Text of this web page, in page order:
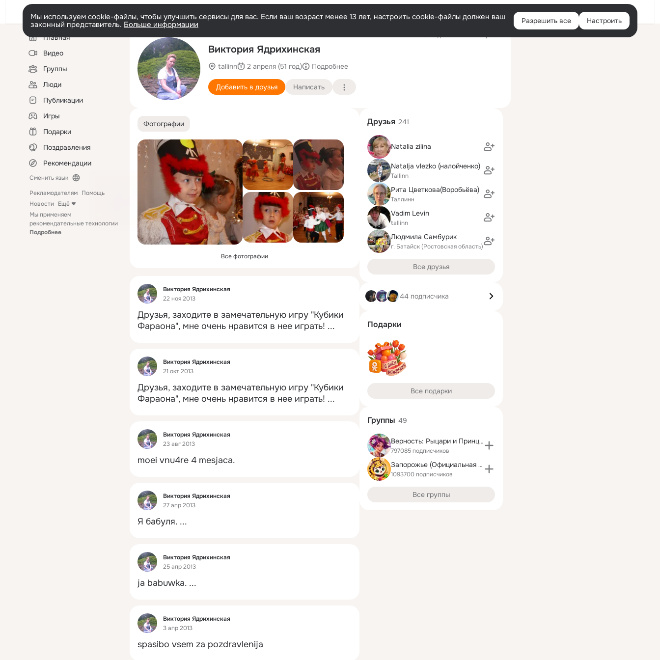
Войти
Мы используем cookie-файлы, чтобы улучшить сервисы для вас. Если ваш возраст менее 13 лет, настроить cookie-файлы должен ваш
законный представитель. Больше информации Разрешить все Настроить
Левая
колонкаГлавная
Видео
Группы
Люди
Публикации
Игры
Подарки
Поздравления
Рекомендации
Сменить язык
Рекламодателям Помощь
Новости Ещё
Мы применяем
рекомендательные технологии
Подробнее
Виктория Ядрихинская
tallinn 2 апреля (51 год) Подробнее
Добавить в друзья Написать
Фотографии
Все фотографии
Фид
Виктория Ядрихинская
22 ноя 2013
Друзья, заходите в замечательную игру "Кубики
Фараона", мне очень нравится в нее играть! ...
Фид
Виктория Ядрихинская
21 окт 2013
Друзья, заходите в замечательную игру "Кубики
Фараона", мне очень нравится в нее играть! ...
Фид
Виктория Ядрихинская
23 авг 2013
moei vnu4re 4 mesjaca.
Фид
Виктория Ядрихинская
27 апр 2013
Я бабуля. ...
Фид
Виктория Ядрихинская
25 апр 2013
ja babuwka. ...
Фид
Виктория Ядрихинская
3 апр 2013
spasibo vsem za pozdravlenija
Друзья 241
Natalia zilina
Natalja vlezko (налойченко)
Tallinn
Рита Цветкова(Воробьёва)
Таллинн
Vadim Levin
tallinn
Людмила Самбурик
г. Батайск (Ростовская область)
Все друзья
44 подписчика
Подарки
Все подарки
Группы 49
Верность: Рыцари и Принцессы.
797085 подписчиков
Запорожье (Официальная группа игры)
1093700 подписчиков
Все группы